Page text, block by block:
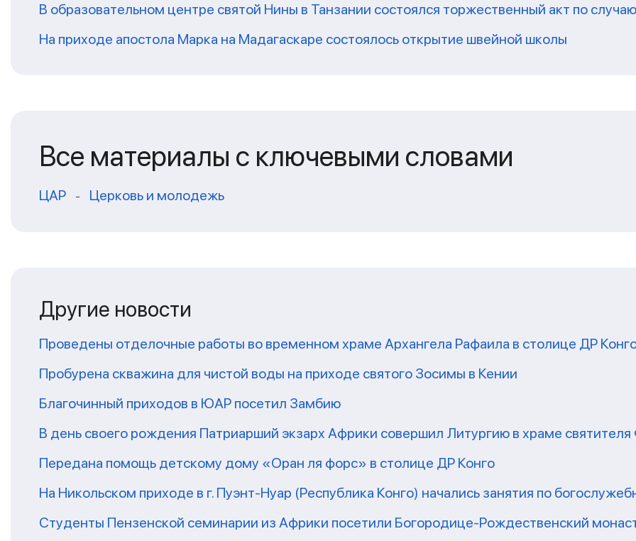
В образовательном центре святой Нины в Танзании состоялся торжественный акт по
На приходе апостола Марка на Мадагаскаре состоялось открытие швейной школы
Все материалы с ключевыми словами
ЦАР - Церковь и молодежь
Другие новости
Проведены отделочные работы во временном храме Архангела Рафаила в столице ДР
Пробурена скважина для чистой воды на приходе святого Зосимы в Кении
Благочинный приходов в ЮАР посетил Замбию
В день своего рождения Патриарший экзарх Африки совершил Литургию в храме
Передана помощь детскому дому «Оран ля форс» в столице ДР Конго
На Никольском приходе в г. Пуэнт-Нуар (Республика Конго) начались занятия по
Студенты Пензенской семинарии из Африки посетили Богородице-Рождественский